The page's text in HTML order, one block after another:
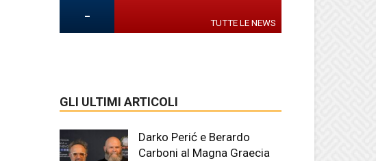
- TUTTE LE NEWS
GLI ULTIMI ARTICOLI
Darko Perić e Berardo
Carboni al Magna Graecia